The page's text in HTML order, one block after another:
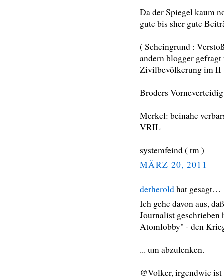
Da der Spiegel kaum
gute bis sher gute
( Scheingrund :
andern blogger
Zivilbevölkerung im II
Broders
Merkel: beinahe
VRIL
systemfeind ( tm )
MÄRZ 20, 2011
derheroldhat gesagt…
Ich gehe davon aus,
Journalist
Atomlobby" - den
... um abzulenken.
@Volker, irgendwie